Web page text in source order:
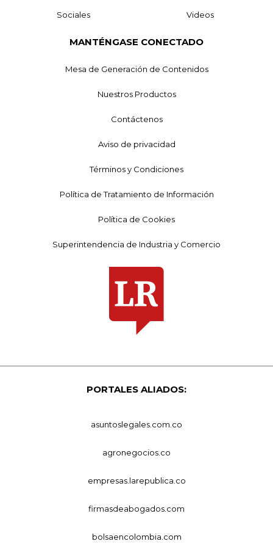
Sociales Videos
MANTÉNGASE CONECTADO
Mesa de Generación de Contenidos
Nuestros Productos
Contáctenos
Aviso de privacidad
Términos y Condiciones
Política de Tratamiento de Información
Política de Cookies
Superintendencia de Industria y Comercio
PORTALES ALIADOS:
asuntoslegales.com.co
agronegocios.co
empresas.larepublica.co
firmasdeabogados.com
bolsaencolombia.com